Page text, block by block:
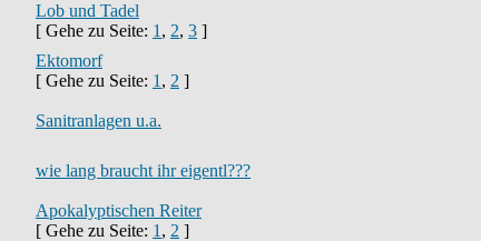
Lob und Tadel
[ Gehe zu Seite: 1 , 2, 3 ]
Ektomorf
[ Gehe zu Seite: 1 , 2 ]
Sanitranlagen u.a.
wie lang braucht ihr eigentl???
Apokalyptischen Reiter
[ Gehe zu Seite: 1 , 2 ]